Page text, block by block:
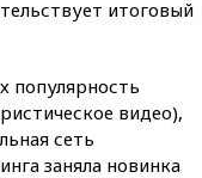
итоговый
популярность
видео),
сеть
заняла новинка